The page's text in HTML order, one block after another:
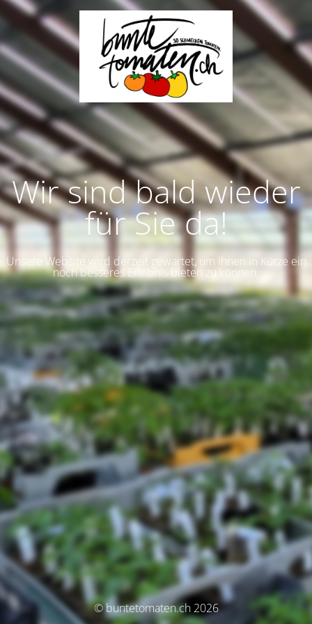
Wir sind bald wieder
für Sie da!
Unsere Website wird derzeit gewartet, um Ihnen in Kürze ein
noch besseres Erlebnis bieten zu können.
© buntetomaten.ch 2026